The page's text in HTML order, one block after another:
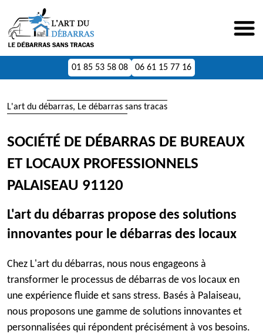
01 85 53 58 08 06 61 15 77 16
L'art du débarras, Le débarras sans tracas
SOCIÉTÉ DE DÉBARRAS DE BUREAUX
ET LOCAUX PROFESSIONNELS
PALAISEAU 91120
L'art du débarras propose des solutions
innovantes pour le débarras des locaux
Chez L'art du débarras, nous nous engageons à
transformer le processus de débarras de vos locaux en
une expérience fluide et sans stress. Basés à Palaiseau,
nous proposons une gamme de solutions innovantes et
personnalisées qui répondent précisément à vos besoins.